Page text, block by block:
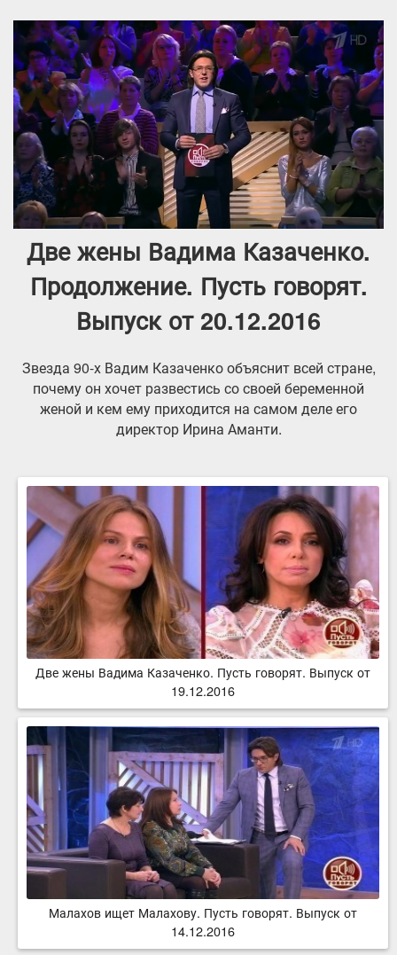
Две жены Вадима Казаченко.
Продолжение. Пусть говорят.
Выпуск от 20.12.2016
Звезда 90-х Вадим Казаченко объяснит всей стране,
почему он хочет развестись со своей беременной
женой и кем ему приходится на самом деле его
директор Ирина Аманти.
Две жены Вадима Казаченко. Пусть говорят. Выпуск от
19.12.2016
Малахов ищет Малахову. Пусть говорят. Выпуск от
14.12.2016